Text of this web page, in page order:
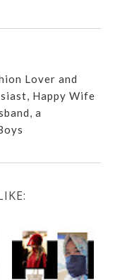
Lover and
Happy Wife
a